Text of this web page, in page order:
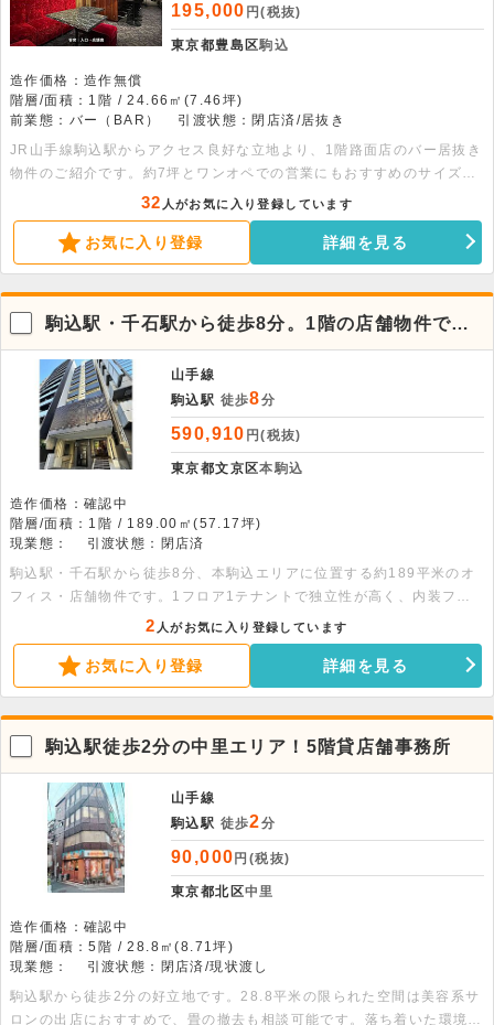
195,000 円(税抜)
東京都豊島区駒込
造作価格：造作無償
階層/面積：1階 / 24.66㎡(7.46坪)
前業態：バー（BAR）
引渡状態：閉店済/居抜き
JR山手線駒込駅からアクセス良好な立地より、1階路面店のバー居抜き
物件のご紹介です。約7坪とワンオペでの営業にもおすすめのサイズ感
です。店内にはカウンターなどの造作が残っているため、初期費用を抑
えてスピーディな開業が可能です。深夜0時までの営業も可能で、落ち
着いた雰囲気の隠れ家バーやカフェ等にぴったり。人気の駒込エリアと
なりますので、ぜひお早めにご検討ください。
32 人がお気に入り登録しています
お気に入り登録 詳細を見る
駒込駅・千石駅から徒歩8分。1階の店舗物件で
す。
山手線
駒込駅 徒歩8分
590,910 円(税抜)
東京都文京区本駒込
造作価格：確認中
階層/面積：1階 / 189.00㎡(57.17坪)
現業態：
引渡状態：閉店済
駒込駅・千石駅から徒歩8分、本駒込エリアに位置する約189平米のオ
フィス・店舗物件です。1フロア1テナントで独立性が高く、内装フル
リフォーム済みのためスムーズに事業を開始できます。飲食店を含む幅
広い業種が相談可能です。ぜひお気軽にお問い合わせください。
2 人がお気に入り登録しています
お気に入り登録 詳細を見る
駒込駅徒歩2分の中里エリア！5階貸店舗事務所
山手線
駒込駅 徒歩2分
90,000 円(税抜)
東京都北区中里
造作価格：確認中
階層/面積：5階 / 28.8㎡(8.71坪)
現業態：
引渡状態：閉店済/現状渡し
駒込駅から徒歩2分の好立地です。28.8平米の限られた空間は美容系サ
ロンの出店におすすめで、畳の撤去も相談可能です。落ち着いた環境で